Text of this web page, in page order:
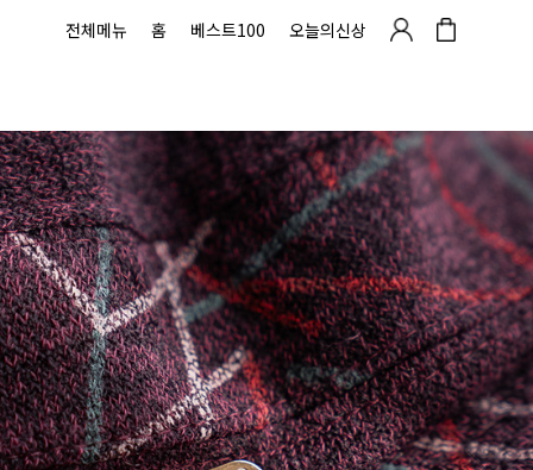
전체메뉴 홈 베스트100 오늘의신상